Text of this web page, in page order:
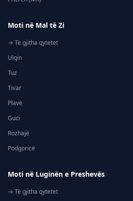
Moti në Mal të Zi
→ Të gjitha qytetet
Ulqin
Tuz
Tivar
Plavë
Guci
Rozhajë
Podgoricë
Moti në Luginën e Preshevës
→ Të gjitha qytetet